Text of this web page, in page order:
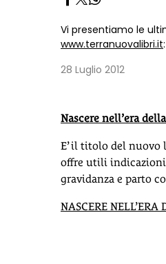
Vi presentiamo le
www.terranuovalibri.it
28 Luglio 2012
Nascere nell’era
E’ il titolo del nuovo
offre utili indicazioni
gravidanza e parto
NASCERE